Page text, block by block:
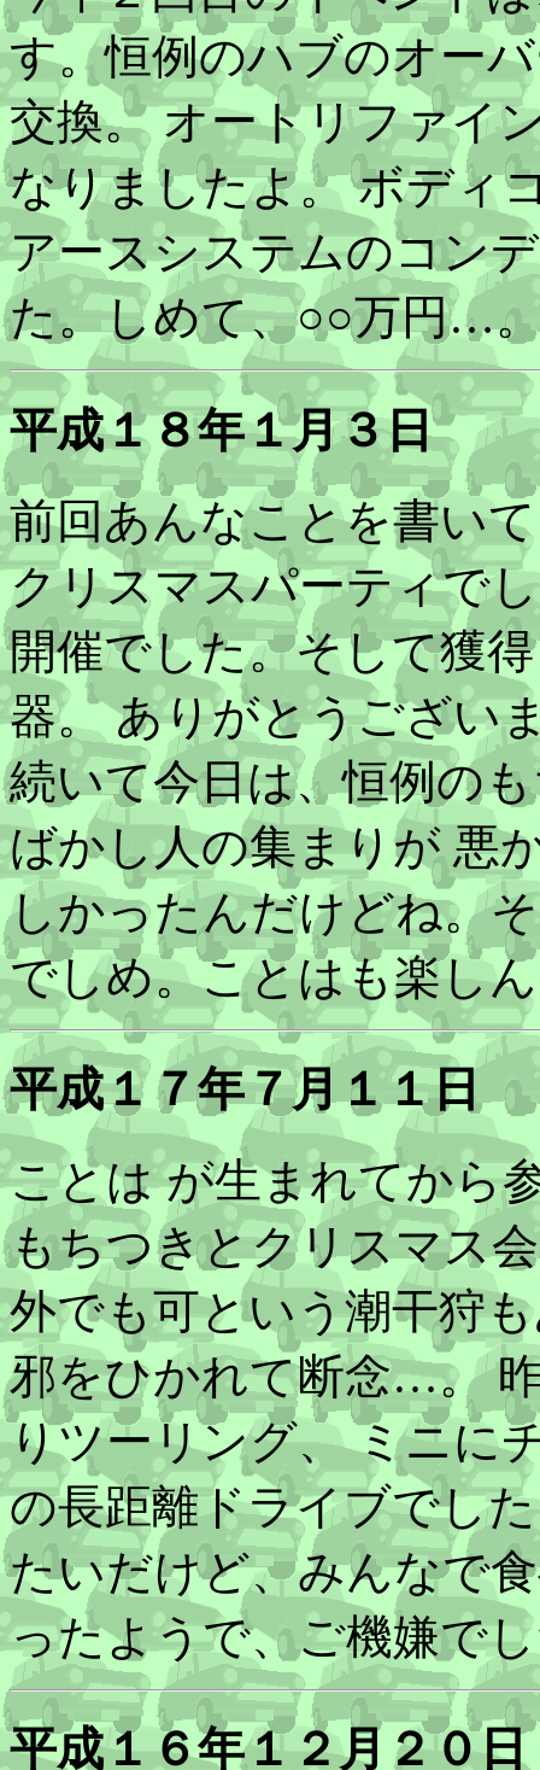
す。恒例のハブのオー
交換。 オートリファイ
なりましたよ。 ボディ
アースシステムのコン
た。しめて、○○万円…
平成１８年１月３日
前回あんなことを書い
クリスマスパーティで
開催でした。そして獲
器。 ありがとうござい
続いて今日は、恒例の
ばかし人の集まりが 悪
しかったんだけどね。
でしめ。ことはも楽し
平成１７年７月１１日
ことは が生まれてから
もちつきとクリスマス
外でも可という潮干狩
邪をひかれて断念…。
りツーリング、 ミニに
の長距離ドライブでし
たいだけど、みんなで
ったようで、ご機嫌で
平成１６年１２月２０日